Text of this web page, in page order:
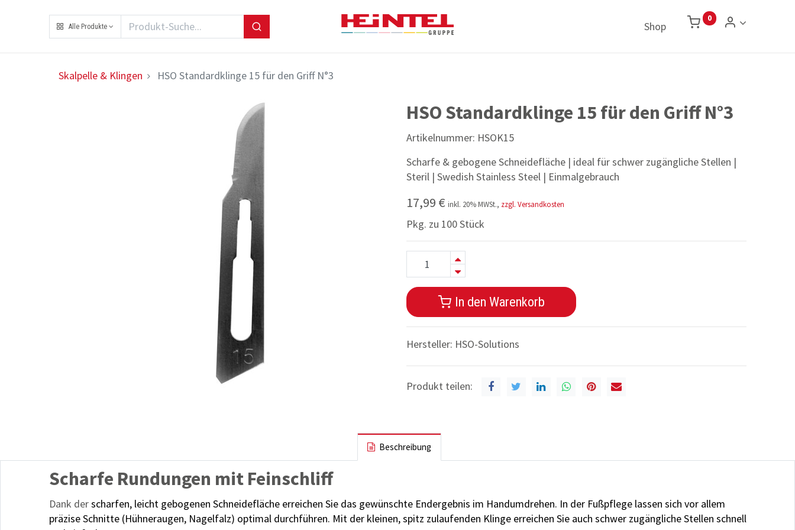
Alle Produkte Shop
0
Skalpelle & Klingen HSO Standardklinge 15 für den Griff N°3
HSO Standardklinge 15 für den Griff N°3
Artikelnummer: HSOK15
Scharfe & gebogene Schneidefläche | ideal für schwer zugängliche Stellen |
Steril | Swedish Stainless Steel | Einmalgebrauch
17,99 € inkl. 20% MWSt., zzgl. Versandkosten
Pkg. zu 100 Stück
In den Warenkorb
Hersteller: HSO-Solutions
Produkt teilen:
Beschreibung
Scharfe Rundungen mit Feinschliff
Dank derscharfen, leicht gebogenen Schneidefläche erreichen Sie das gewünschte Endergebnis im Handumdrehen. In der Fußpflege lassen sich vor allem
präzise Schnitte (Hühneraugen, Nagelfalz) optimal durchführen. Mit der kleinen, spitz zulaufenden Klinge erreichen Sie auch schwer zugängliche Stellen schnell